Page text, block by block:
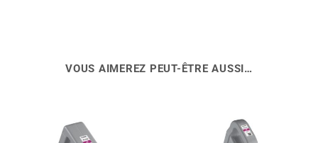
VOUS AIMEREZ PEUT-ÊTRE AUSSI…